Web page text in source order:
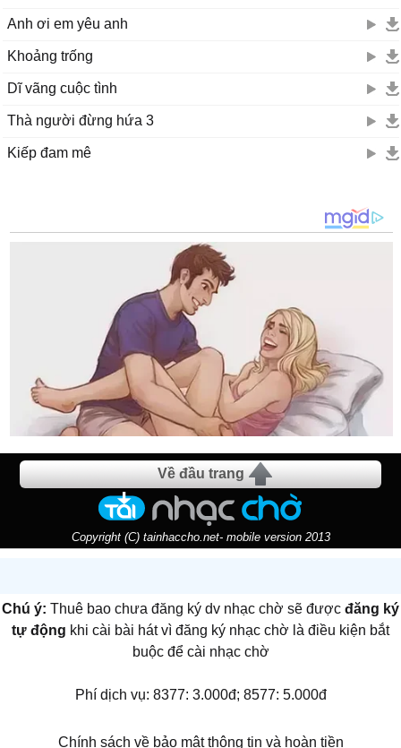
Anh ơi em yêu anh
Khoảng trống
Dĩ vãng cuộc tình
Thà người đừng hứa 3
Kiếp đam mê
Về đầu trang
Copyright (C) tainhaccho.net- mobile version 2013
Chú ý: Thuê bao chưa đăng ký dv nhạc chờ sẽ được đăng ký
tự động khi cài bài hát vì đăng ký nhạc chờ là điều kiện bắt
buộc để cài nhạc chờ
Phí dịch vụ: 8377: 3.000đ; 8577: 5.000đ
Chính sách về bảo mật thông tin và hoàn tiền